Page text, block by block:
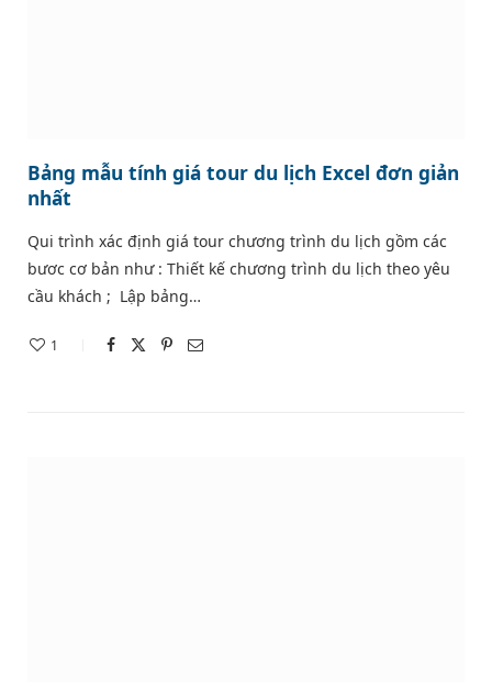
Bảng mẫu tính giá tour du lịch Excel đơn giản
nhất
Qui trình xác định giá tour chương trình du lịch gồm các
bươc cơ bản như : Thiết kế chương trình du lịch theo yêu
cầu khách ; Lập bảng…
1